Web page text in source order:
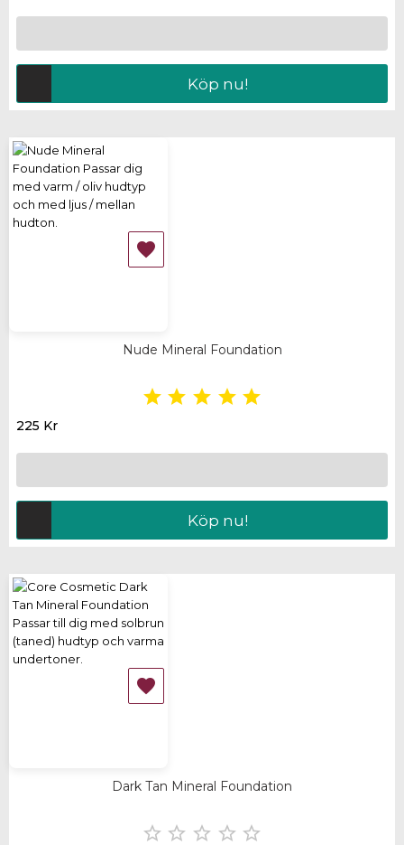
Köp nu!

Nude Mineral Foundation
    
225 Kr
Köp nu!

Dark Tan Mineral Foundation
    